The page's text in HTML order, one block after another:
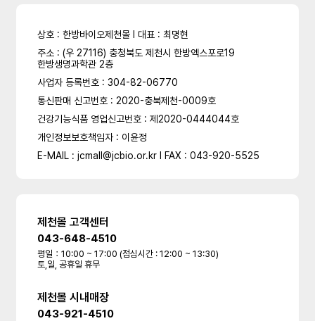
상호 : 한방바이오제천몰 l 대표 : 최명현
주소 : (우 27116) 충청북도 제천시 한방엑스포로19
한방생명과학관 2층
사업자 등록번호 : 304-82-06770
통신판매 신고번호 : 2020-충북제천-0009호
건강기능식품 영업신고번호 : 제2020-0444044호
개인정보보호책임자 : 이윤정
E-MAIL : jcmall@jcbio.or.kr l FAX : 043-920-5525
제천몰 고객센터
043-648-4510
평일：10:00 ~ 17:00 (점심시간 : 12:00 ~ 13:30)
토,일, 공휴일 휴무
제천몰 시내매장
043-921-4510